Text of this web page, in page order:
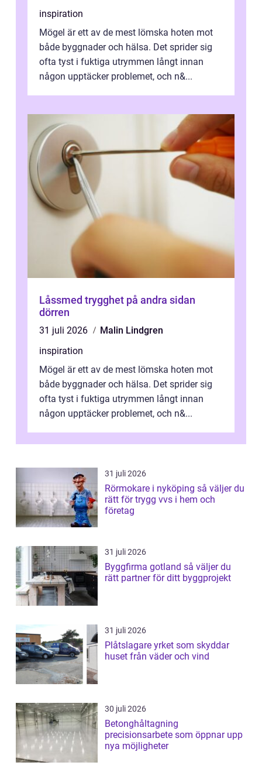
inspiration
Mögel är ett av de mest lömska hoten mot
både byggnader och hälsa. Det sprider sig
ofta tyst i fuktiga utrymmen långt innan
någon upptäcker problemet, och n&...
Låssmed trygghet på andra sidan
dörren
31 juli 2026
Malin Lindgren
inspiration
Mögel är ett av de mest lömska hoten mot
både byggnader och hälsa. Det sprider sig
ofta tyst i fuktiga utrymmen långt innan
någon upptäcker problemet, och n&...
31 juli 2026
Rörmokare i nyköping så väljer du
rätt för trygg vvs i hem och
företag
31 juli 2026
Byggfirma gotland så väljer du
rätt partner för ditt byggprojekt
31 juli 2026
Plåtslagare yrket som skyddar
huset från väder och vind
30 juli 2026
Betonghåltagning
precisionsarbete som öppnar upp
nya möjligheter